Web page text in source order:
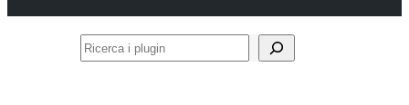
Ricerca